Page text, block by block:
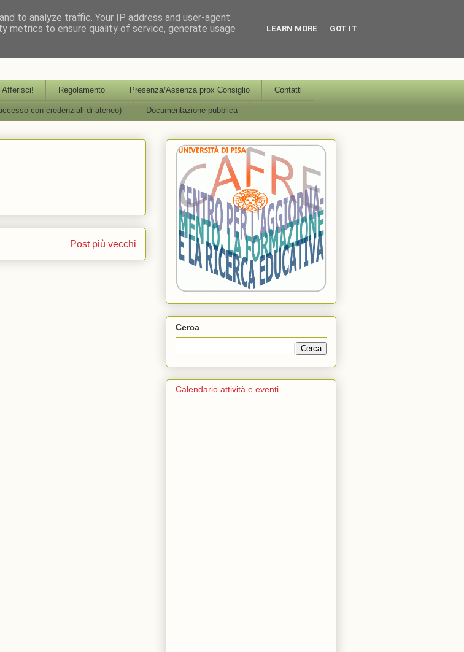
la Formazione e la Ricerca Educativa Università
Afferisci! Regolamento Presenza/Assenza prox Consiglio Contatti
con credenziali di ateneo) Documentazione pubblica
Post più vecchi
Cerca
Calendario attività e eventi
to analyze traffic. Your IP address and user-agent
metrics to ensure quality of service, generate usage
LEARN MORE GOT IT